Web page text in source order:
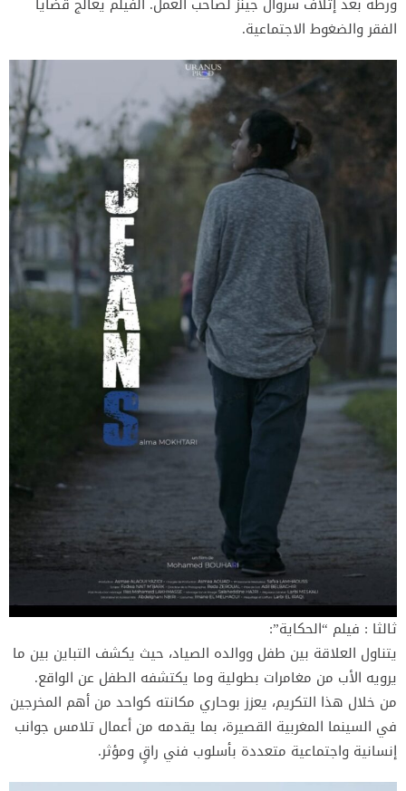
الفقر والضغوط الاجتماعية.
ثالثا : فيلم “الحكاية”:
يتناول العلاقة بين طفل ووالده الصياد، حيث يكشف التباين بين ما
يرويه الأب من مغامرات بطولية وما يكتشفه الطفل عن الواقع.
من خلال هذا التكريم، يعزز بوحاري مكانته كواحد من أهم المخرجين
في السينما المغربية القصيرة، بما يقدمه من أعمال تلامس جوانب
إنسانية واجتماعية متعددة بأسلوب فني راقٍ ومؤثر.